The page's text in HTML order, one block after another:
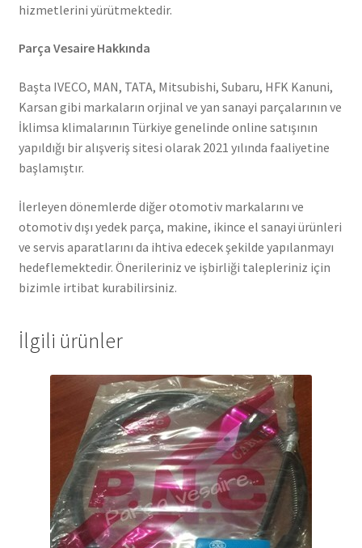
hizmetlerini yürütmektedir.
Parça Vesaire Hakkında
Başta IVECO, MAN, TATA, Mitsubishi, Subaru, HFK Kanuni,
Karsan gibi markaların orjinal ve yan sanayi parçalarının ve
İklimsa klimalarının Türkiye genelinde online satışının
yapıldığı bir alışveriş sitesi olarak 2021 yılında faaliyetine
başlamıştır.
İlerleyen dönemlerde diğer otomotiv markalarını ve
otomotiv dışı yedek parça, makine, ikince el sanayi ürünleri
ve servis aparatlarını da ihtiva edecek şekilde yapılanmayı
hedeflemektedir. Önerileriniz ve işbirliği talepleriniz için
bizimle irtibat kurabilirsiniz.
İlgili ürünler